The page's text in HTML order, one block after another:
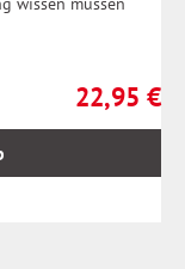
Regulärer
22,95 €